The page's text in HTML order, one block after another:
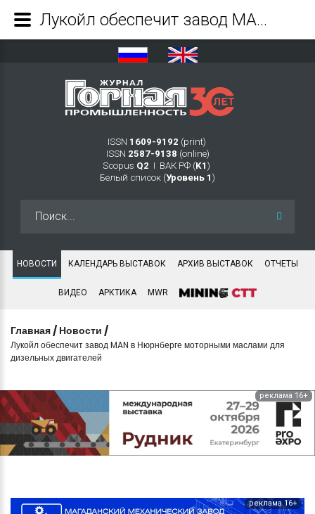
ISSN 1609-9192 (print)
ISSN 2587-9138 (online)
Scopus Q2 Ι ВАК РФ (K1 )
Белый список (Уровень 1 )
НОВОСТИ КАЛЕНДАРЬ ВЫСТАВОК АРХИВ ВЫСТАВОК ОТЧЕТЫ
ВИДЕО АРКТИКА MWR
Главная / Новости /
Лукойл обеспечит завод MAN в Нюрнберге моторными маслами для
дизельных двигателей
реклама 16+
реклама 16+
Лукойл обеспечит завод MAN в Нюрнберге моторными маслами для дизельных двигателей - Журнал Горная промышленность